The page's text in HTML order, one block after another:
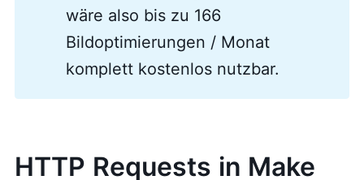
wäre also bis zu 166
Bildoptimierungen / Monat
komplett kostenlos nutzbar.
HTTP Requests in Make